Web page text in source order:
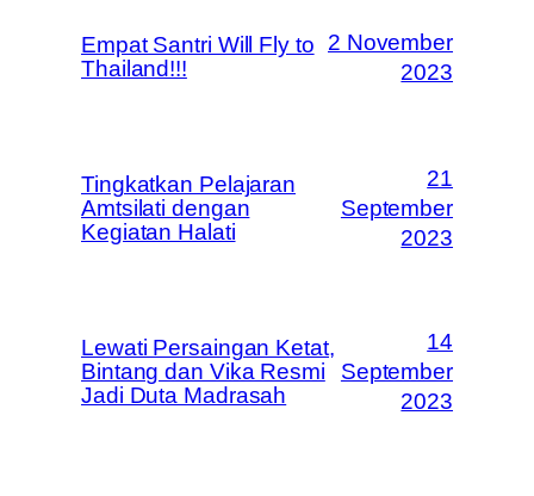
Empat Santri Will Fly to
Thailand!!!
2 November
2023
Tingkatkan Pelajaran
Amtsilati dengan
Kegiatan Halati
21
September
2023
Lewati Persaingan Ketat,
Bintang dan Vika Resmi
Jadi Duta Madrasah
14
September
2023